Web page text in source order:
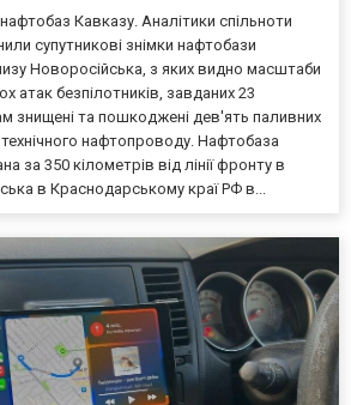
Кавказу. Аналітики спільноти
супутникові знімки нафтобази
Новоросійська, з яких видно масштаби
атак безпілотників, завданих 23
знищені та пошкоджені дев'ять паливних
технічного нафтопроводу. Нафтобаза
за 350 кілометрів від лінії фронту в
в Краснодарському краї РФ в...